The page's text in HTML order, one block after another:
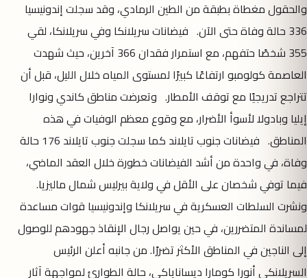
والحقول مغطاة بطبقة من الطين الرمادي، وقد سجلت إندونيسيا
336 حالة وفاة حتى الآن. فيضانات سريلانكا وفي سريلانكا، لقي
355 شخصًا حتفهم، مع استمرار فقدان 366 آخرين، حيث شهدت
العاصمة كولومبو ارتفاعًا كبيرًا لمستوى المياه خلال الليل، قبل أن
تتراجع تدريجيًا مع توقف الأمطار. وتعرضت مناطق كاندي ونوارا
إيليا وبادولا لأسوأ الأضرار، مع وقوع معظم الوفيات في هذه
المناطق. فيضانات جنوب تايلاند كما سجلت جنوب تايلاند 176 حالة
وفاة، في واحدة من أشد الفيضانات خطورة خلال العقد الماضي،
فيما توفي شخصان على الأقل في ولاية بيرليس شمال ماليزيا.
ونشرت السلطات العسكرية في سريلانكا وإندونيسيا قوات مساعدة
لمساندة المتضررين، في حين يواصل رجال الإنقاذ جهودهم للوصول
إلى الناجين في المناطق الأكثر تضررًا. من جانبه أعلن الرئيس
السريلانكي أنورا كومارا ديساناياكي، حالة الطوارئ لمواجهة آثار